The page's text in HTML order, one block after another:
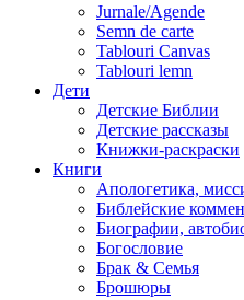
Jurnale/Agende
Semn de carte
Tablouri Canvas
Tablouri lemn
Дети
Детские Библии
Детские рассказы
Книжки-раскраски
Книги
Апологетика,
Библейские
Биографии,
Богословие
Брак & Семья
Брошюры